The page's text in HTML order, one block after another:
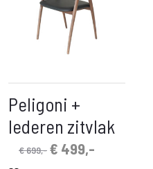
Peligoni +
lederen zitvlak
€699,- Oorspronkelijke
€ 499,-